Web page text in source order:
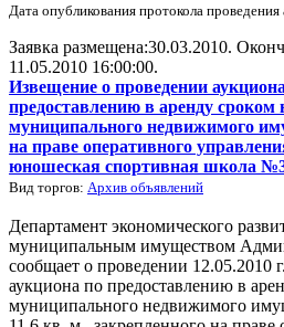
Дата опубликования протокола
Заявка размещена:30.03.2010.
11.05.2010 16:00:00.
Извещение о проведении
предоставлению в аренду сроком
муниципального недвижимого
на праве оперативного
юношеская спортивная школа
Вид торгов: Архив объявлений
Департамент экономического
муниципальным имуществом
сообщает о проведении 12.05.2010
аукциона по предоставлению в
муниципального недвижимого